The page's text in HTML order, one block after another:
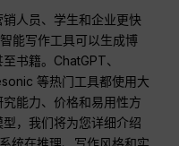
人员、学生和企业更快
能写作工具可以生成博
书籍。ChatGPT、
等热门工具都使用大
能力、价格和易用性方
，我们将为您详细介绍